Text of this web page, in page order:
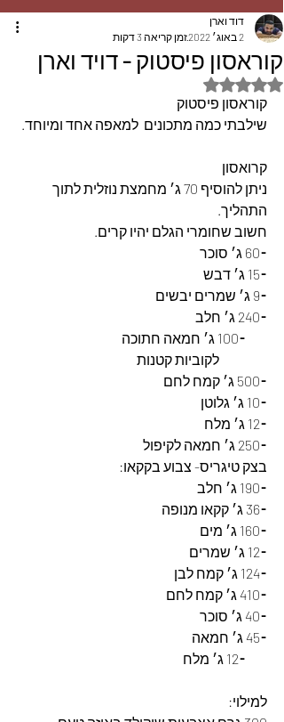
קוראסון פיסטוק - דויד וארן
דוד וארן
2 באוג׳ 2022
זמן קריאה 3 דקות
דירוג של NaN מתוך 5 כוכבים
קוראסון פיסטוק
שילבתי כמה מתכונים  למאפה אחד ומיוחד.
קרואסון
ניתן להוסיף 70 ג׳ מחמצת נוזלית לתוך
התהליך.
חשוב שחומרי הגלם יהיו קרים.
⁃60 ג׳ סוכר
⁃15 ג׳ דבש
⁃9 ג׳ שמרים יבשים
⁃240 ג׳ חלב
⁃500 ג׳ קמח לחם
⁃10 ג׳ גלוטן
⁃12 ג׳ מלח
⁃250 ג׳ חמאה לקיפול
בצק טיגריס- צבוע בקקאו:
⁃190 ג׳ חלב
⁃36 ג׳ קקאו מנופה
⁃160 ג׳ מים
⁃12 ג׳ שמרים
⁃124 ג׳ קמח לבן
⁃410 ג׳ קמח לחם
⁃40 ג׳ סוכר
⁃45 ג׳ חמאה
למילוי: